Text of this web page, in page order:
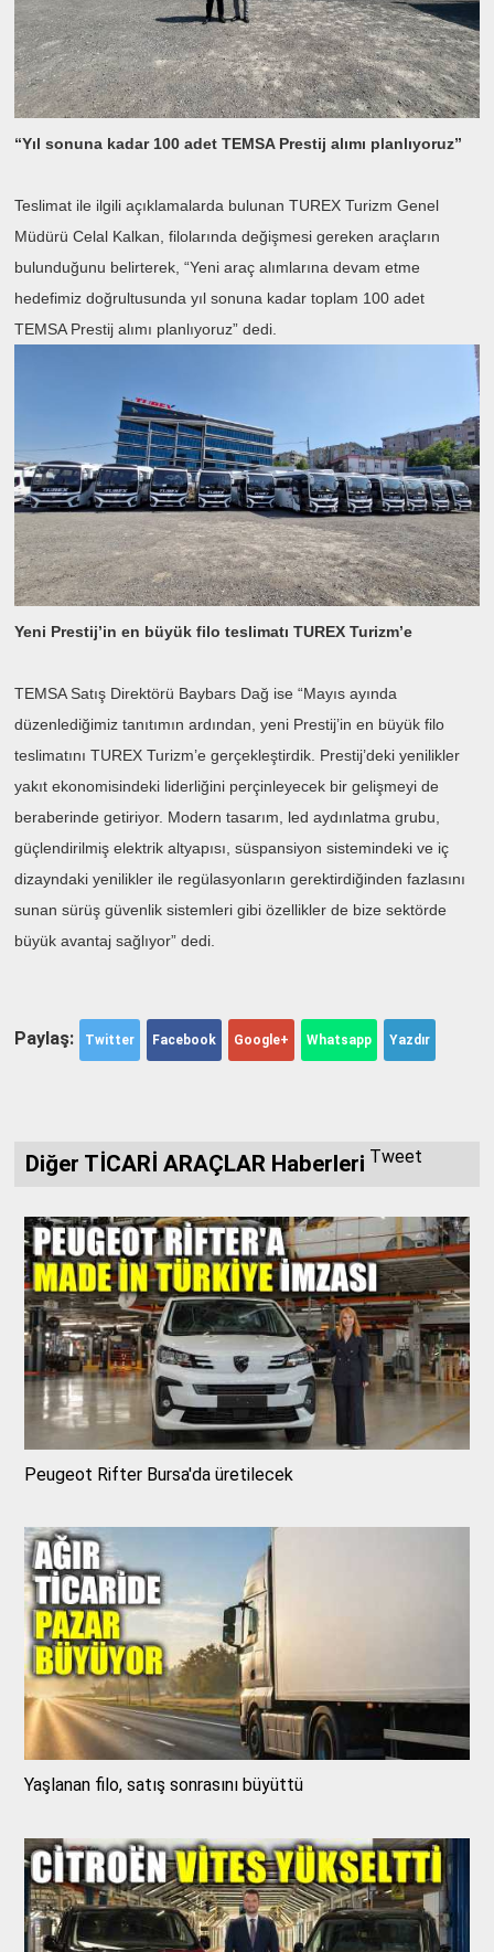
“Yıl sonuna kadar 100 adet TEMSA Prestij alımı planlıyoruz”
Teslimat ile ilgili açıklamalarda bulunan TUREX Turizm Genel
Müdürü Celal Kalkan, filolarında değişmesi gereken araçların
bulunduğunu belirterek, “Yeni araç alımlarına devam etme
hedefimiz doğrultusunda yıl sonuna kadar toplam 100 adet
TEMSA Prestij alımı planlıyoruz” dedi.
Yeni Prestij’in en büyük filo teslimatı TUREX Turizm’e
TEMSA Satış Direktörü Baybars Dağ ise “Mayıs ayında
düzenlediğimiz tanıtımın ardından, yeni Prestij’in en büyük filo
teslimatını TUREX Turizm’e gerçekleştirdik. Prestij’deki yenilikler
yakıt ekonomisindeki liderliğini perçinleyecek bir gelişmeyi de
beraberinde getiriyor. Modern tasarım, led aydınlatma grubu,
güçlendirilmiş elektrik altyapısı, süspansiyon sistemindeki ve iç
dizayndaki yenilikler ile regülasyonların gerektirdiğinden fazlasını
sunan sürüş güvenlik sistemleri gibi özellikler de bize sektörde
büyük avantaj sağlıyor” dedi.
Paylaş: Twitter Facebook Google+ Whatsapp Yazdır
Tweet
Diğer TİCARİ ARAÇLAR Haberleri
Peugeot Rifter Bursa'da üretilecek
Yaşlanan filo, satış sonrasını büyüttü